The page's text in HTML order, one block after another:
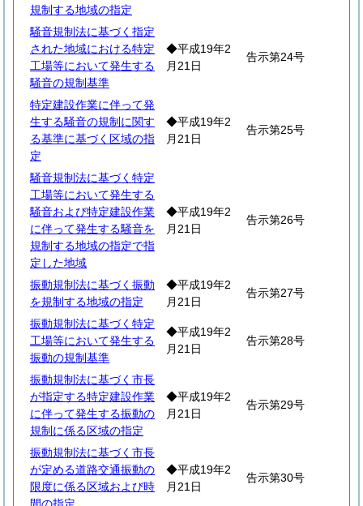
規制する地域の指定
騒音規制法に基づく指定
された地域における特定
工場等において発生する
騒音の規制基準
◆平成19年2
月21日
告示第24号
特定建設作業に伴って発
生する騒音の規制に関す
る基準に基づく区域の指
定
◆平成19年2
月21日
告示第25号
騒音規制法に基づく特定
工場等において発生する
騒音および特定建設作業
に伴って発生する騒音を
規制する地域の指定で指
定した地域
◆平成19年2
月21日
告示第26号
振動規制法に基づく振動
を規制する地域の指定
◆平成19年2
月21日
告示第27号
振動規制法に基づく特定
工場等において発生する
振動の規制基準
◆平成19年2
月21日
告示第28号
振動規制法に基づく市長
が指定する特定建設作業
に伴って発生する振動の
規制に係る区域の指定
◆平成19年2
月21日
告示第29号
振動規制法に基づく市長
が定める道路交通振動の
限度に係る区域および時
◆平成19年2
月21日
告示第30号